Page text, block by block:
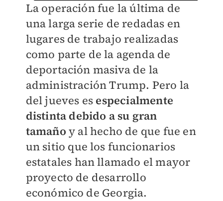
La operación fue la última de
una larga serie de redadas en
lugares de trabajo realizadas
como parte de la agenda de
deportación masiva de la
administración Trump. Pero la
del jueves es especialmente
distinta debido a su gran
tamaño y al hecho de que fue en
un sitio que los funcionarios
estatales han llamado el mayor
proyecto de desarrollo
económico de Georgia.